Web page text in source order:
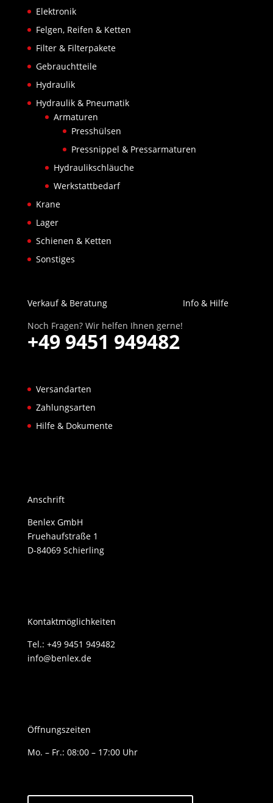
Elektronik
Felgen, Reifen & Ketten
Filter & Filterpakete
Gebrauchtteile
Hydraulik
Hydraulik & Pneumatik
Armaturen
Presshülsen
Pressnippel & Pressarmaturen
Hydraulikschläuche
Werkstattbedarf
Krane
Lager
Schienen & Ketten
Sonstiges
Verkauf & Beratung
Noch Fragen? Wir helfen Ihnen gerne!
+49 9451 949482
Info & Hilfe
Versandarten
Zahlungsarten
Hilfe & Dokumente
Anschrift
Benlex GmbH
Fruehaufstraße 1
D-84069 Schierling
Kontaktmöglichkeiten
Tel.: +49 9451 949482
info@benlex.de
Öffnungszeiten
Mo. – Fr.: 08:00 – 17:00 Uhr